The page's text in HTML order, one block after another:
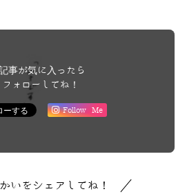
事が気に入ったら
フォローしてね！
Follow Me
いをシェアしてね！